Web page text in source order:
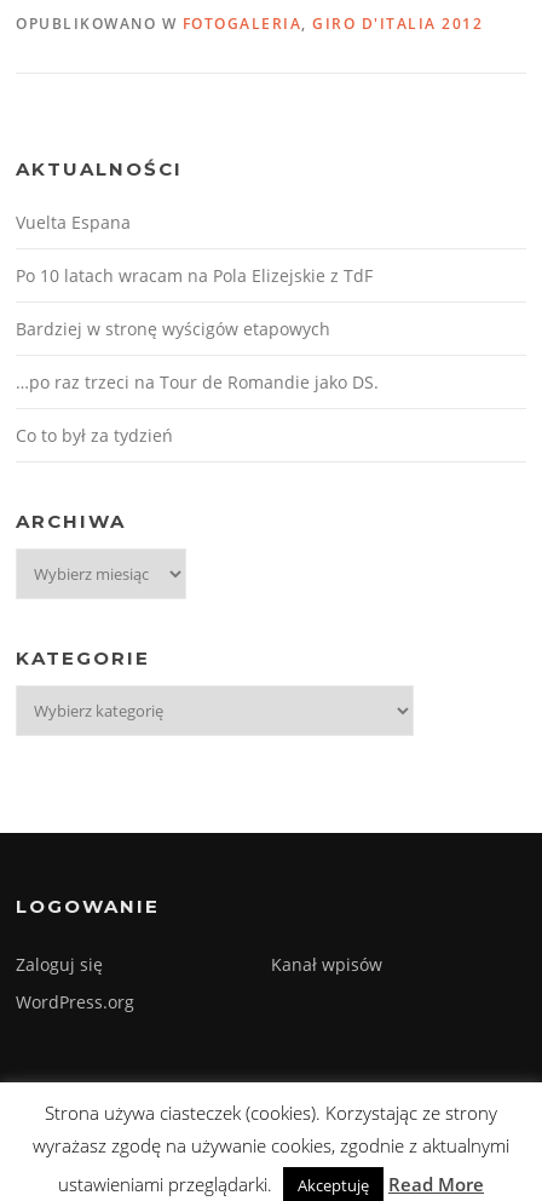
OPUBLIKOWANO W FOTOGALERIA,GIRO D'ITALIA 2012
AKTUALNOŚCI
Vuelta Espana
Po 10 latach wracam na Pola Elizejskie z TdF
Bardziej w stronę wyścigów etapowych
…po raz trzeci na Tour de Romandie jako DS.
Co to był za tydzień
ARCHIWA
KATEGORIE
LOGOWANIE
Zaloguj się
Kanał wpisów
WordPress.org
Prawa autorskie © 2026 Sylwester Szmyd. Wszelkie prawa zastrzeżone.
Screenr parallax theme autorstwa FameThemes
Strona używa ciasteczek (cookies). Korzystając ze strony
wyrażasz zgodę na używanie cookies, zgodnie z aktualnymi
ustawieniami przeglądarki.
Akceptuję Read More